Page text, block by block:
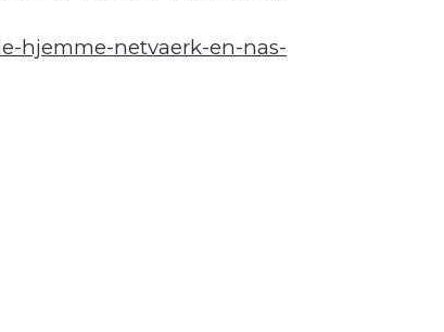
hjemme-netvaerk-en-nas-